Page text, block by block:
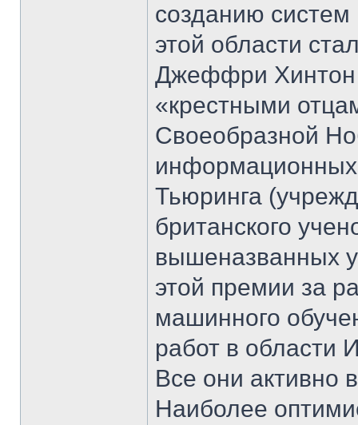
созданию
этой области
Джеффри Хинтон
«крестными
Своеобразной
информационных
Тьюринга
британского
вышеназванных
этой премии за
машинного
работ в области
Все они
Наиболее